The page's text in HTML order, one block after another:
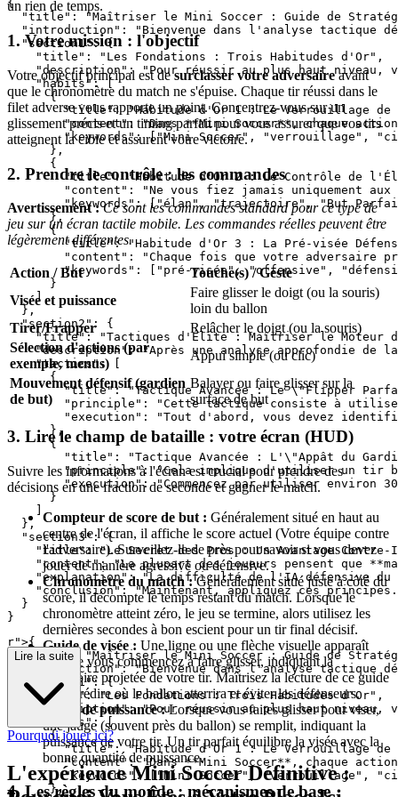
un rien de temps.
1. Votre mission : l'objectif
Votre objectif principal est desurclasser votre adversaireavant
que le chronomètre du match ne s'épuise. Chaque tir réussi dans le
filet adverse vous rapporte un point. Concentrez-vous sur un
glissement précis et un timing parfait pour vous assurer que vos tirs
atteignent la cible et assurent votre victoire.
2. Prendre le contrôle : les commandes
Avertissement : Ce sont les commandes standard pour ce type de
jeu sur un écran tactile mobile. Les commandes réelles peuvent être
légèrement différentes.
Action / But
Touche(s) / Geste
Visée et puissance
Faire glisser le doigt (ou la souris)
loin du ballon
Tirer/Frapper
Relâcher le doigt (ou la souris)
Sélection d'actions (par
exemple, menus)
Appui simple (ou clic)
Mouvement défensif (gardien
de but)
Balayer ou faire glisser sur la
surface de but
3. Lire le champ de bataille : votre écran (HUD)
Suivre les informations à l'écran est crucial pour prendre des
décisions en une fraction de seconde et gagner le match.
Compteur de score de but : Généralement situé en haut au
centre de l'écran, il affiche le score actuel (Votre équipe contre
l'adversaire). Surveillez-le de près pour savoir si vous devez
jouer de manière agressive ou défensive.
Chronomètre du match :Généralement situé juste à côté du
score, il décompte le temps restant du match. Lorsque le
chronomètre atteint zéro, le jeu se termine, alors utilisez les
dernières secondes à bon escient pour un tir final décisif.
Guide de visée : Une ligne ou une flèche visuelle apparaît
lorsque vous commencez à faire glisser, indiquant la
trajectoire projetée de votre tir. Maîtrisez la lecture de ce guide
pour prédire où le ballon atterrira et éviter les défenseurs.
Jauge de puissance :Lorsque vous faites glisser pour viser,
une jauge (souvent près du ballon) se remplit, indiquant la
puissance de votre tir. Un tir parfait équilibre la visée avec la
bonne quantité de puissance.
4. Les règles du monde : mécanismes de base
{
"title": "Maîtriser le Mini Soccer : Guide de
"introduction": "Bienvenue dans l'analyse tactique
  "section1": {
    "title": "Les Fondations : Trois Habitudes d'Or",
"description": "Pour réussir au plus haut niveau,
    "habits": [
      {
"title": "Habitude d'Or 1 : Le Verrouillage de
"content": "Dans **Mini Soccer**, chaque
"keywords": ["Mini Soccer", "verrouillage",
      },
      {
"title": "Habitude d'Or 2 : Le Contrôle de
"content": "Ne vous fiez jamais uniquement
"keywords": ["élan", "trajectoire", "But
      },
      {
"title": "Habitude d'Or 3 : La Pré-visée
"content": "Chaque fois que votre adversaire
"keywords": ["pré-visée", "offensive",
      }
    ]
  },
  "section2": {
"title": "Tactiques d'Élite : Maîtriser le Moteur
"description": "Après une analyse approfondie de
    "tactics": [
      {
"title": "Tactique Avancée : Le \"Flipper
"principle": "Cette tactique consiste à
"execution": "Tout d'abord, vous devez
      },
      {
"title": "Tactique Avancée : L'\"Appât du
"principle": "Cela implique d'utiliser un tir
"execution": "Commencez par utiliser environ
      }
  },
  "section3": {
"title": "Le Secret des Pros : Un Avantage Contre-
"content": "La plupart des joueurs pensent que
"explanation": "La difficulté de l'IA défensive
"conclusion": "Maintenant, appliquez ces
  }
r">{
"title": "Maîtriser le Mini Soccer : Guide de
"introduction": "Bienvenue dans l'analyse tactique
  "section1": {
    "title": "Les Fondations : Trois Habitudes d'Or",
"description": "Pour réussir au plus haut niveau,
    "habits": [
      {
"title": "Habitude d'Or 1 : Le Verrouillage de
"content": "Dans **Mini Soccer**, chaque
"keywords": ["Mini Soccer", "verrouillage",
      },
Lire la suite
Pourquoi jouer ici?
L'expérience Mini Soccer Définitive :